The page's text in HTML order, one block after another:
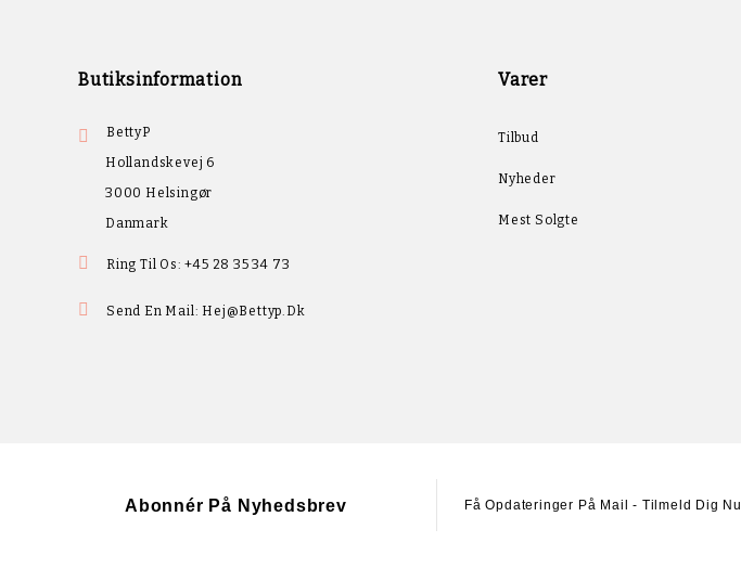
Butiksinformation

BettyP
Hollandskevej 6
3000 Helsingør
Danmark
 Ring Til Os:+45 28 35 34 73
 Send En Mail: Hej@bettyp.dk
Varer
Tilbud
Nyheder
Mest Solgte
Abonnér På Nyhedsbrev Få Opdateringer På Mail - Tilmeld Dig Nu